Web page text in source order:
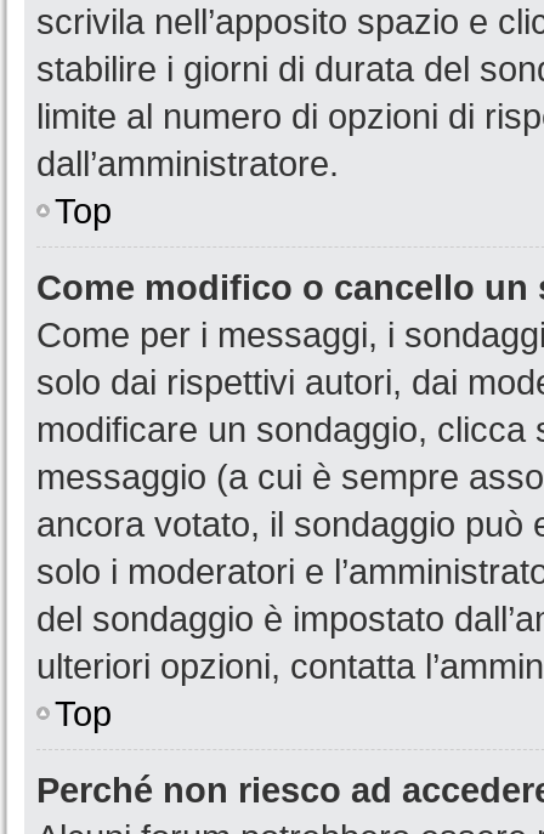
scrivila nell’apposito spazio e
stabilire i giorni di durata del
limite al numero di opzioni di
dall’amministratore.
Top
Come modifico o cancello un
Come per i messaggi, i
solo dai rispettivi autori, dai
modificare un sondaggio,
messaggio (a cui è sempre
ancora votato, il sondaggio può
solo i moderatori e
del sondaggio è impostato
ulteriori opzioni, contatta
Top
Perché non riesco ad